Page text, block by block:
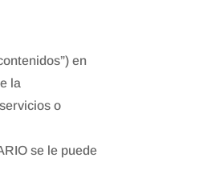
en
la
o
se le puede